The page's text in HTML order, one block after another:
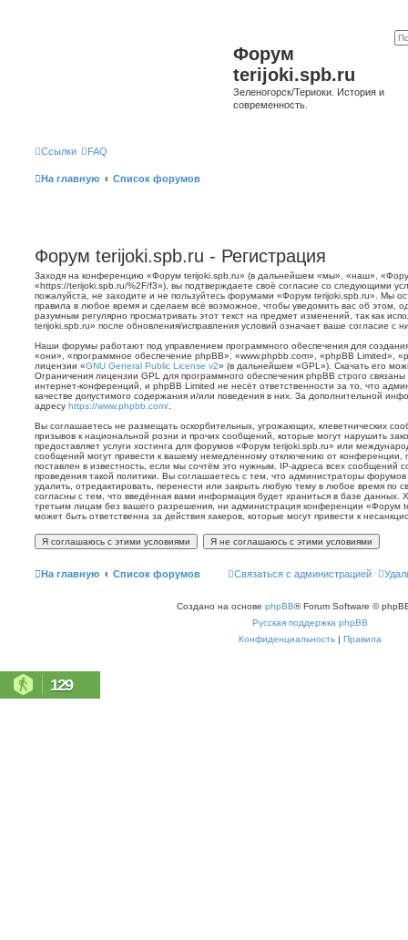
Форум
terijoki.spb.ru
Зеленогорск/Териоки. История и
современность.
Ссылки FAQ
На главную Список форумов
Форум terijoki.spb.ru - Регистрация
Заходя на конференцию «Форум terijoki.spb.ru» (в дальнейшем «мы», «наш»,
«https://terijoki.spb.ru/%2F/f3»), вы подтверждаете своё согласие со следующими
пожалуйста, не заходите и не пользуйтесь форумами «Форум terijoki.spb.ru». Мы
правила в любое время и сделаем всё возможное, чтобы уведомить вас об этом,
разумным регулярно просматривать этот текст на предмет изменений, так как
terijoki.spb.ru» после обновления/исправления условий означает ваше согласие с
Наши форумы работают под управлением программного обеспечения для
«они», «программное обеспечение phpBB», «www.phpbb.com», «phpBB Limited»,
лицензии «GNU General Public License v2» (в дальнейшем «GPL»). Скачать его
Ограничения лицензии GPL для программного обеспечения phpBB строго
интернет-конференций, и phpBB Limited не несёт ответственности за то, что
качестве допустимого содержания и/или поведения в них. За дополнительной
адресу https://www.phpbb.com/
Вы соглашаетесь не размещать оскорбительных, угрожающих, клеветнических
призывов к национальной розни и прочих сообщений, которые могут нарушить
предоставляет услуги хостинга для форумов «Форум terijoki.spb.ru» или
сообщений могут привести к вашему немедленному отключению от конференции,
поставлен в известность, если мы сочтём это нужным. IP-адреса всех сообщений
проведения такой политики. Вы соглашаетесь с тем, что администраторы
удалить, отредактировать, перенести или закрыть любую тему в любое время по
согласны с тем, что введённая вами информация будет храниться в базе данных.
третьим лицам без вашего разрешения, ни администрация конференции «Форум
может быть ответственна за действия хакеров, которые могут привести к
На главную Список форумов Связаться с администрацией
Создано на основе phpBB® Forum Software ©
Русская поддержка phpBB
Конфиденциальность | Правила
129